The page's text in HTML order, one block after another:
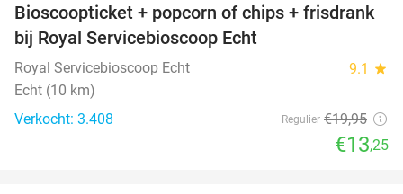
34%
Bioscoopticket + popcorn of chips + frisdrank
bij Royal Servicebioscoop Echt
Royal Servicebioscoop Echt 9.1 star
Echt (10 km)
Verkocht: 3.408
Regulier €19,95
€13,25